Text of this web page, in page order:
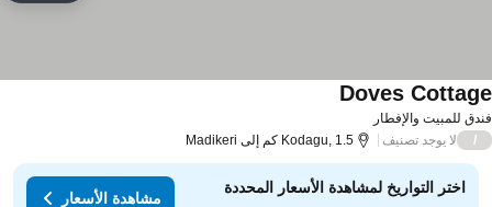
للمبيت والإفطار
Doves
لا يوجد تصنيف Kodagu, 1.5 كم إلى Madikeri
اختر التواريخ لمشاهدة الأسعار المحددة
مشاهدة الأسعار